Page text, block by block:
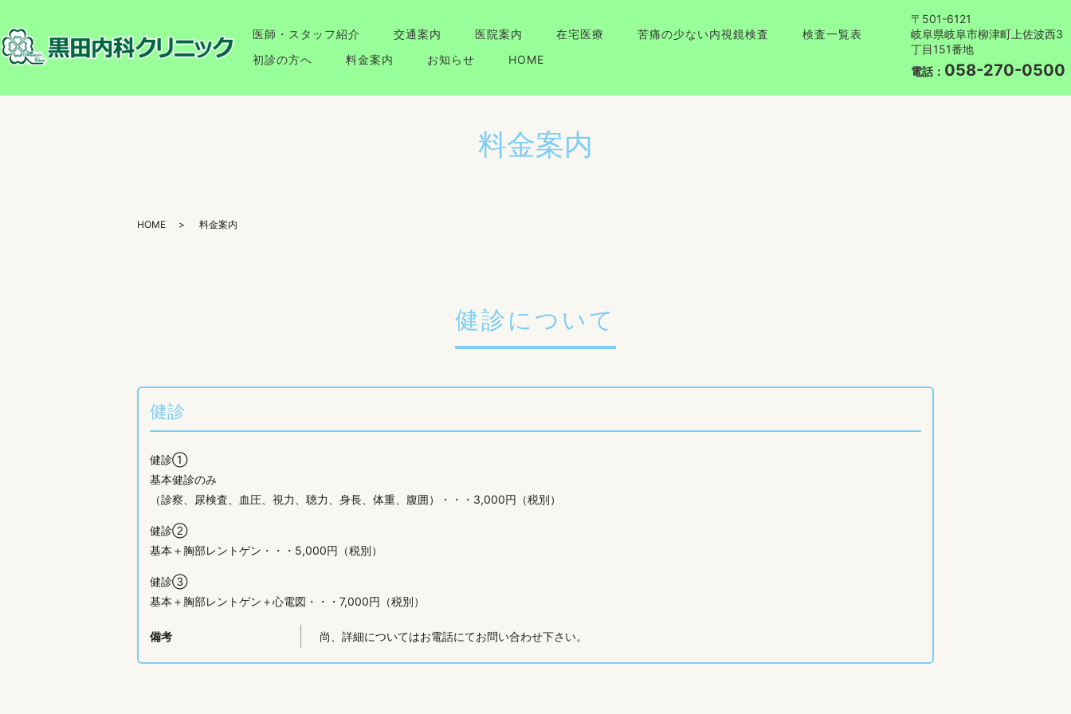
医師・スタッフ紹介 交通案内 医院案内 在宅医療 苦痛の少ない内視鏡検査
検査一覧表
初診の方へ
料金案内 お知らせ HOME
〒501-6121
岐阜県岐阜市柳津町上佐波西3
丁目151番地
電話： 058-270-0500
料金案内
HOME 料金案内
健診について
健診
健診①
基本健診のみ
（診察、尿検査、血圧、視力、聴力、身長、体重、腹囲）・・・3,000円（税別）
健診②
基本＋胸部レントゲン・・・5,000円（税別）
健診③
基本＋胸部レントゲン＋心電図・・・7,000円（税別）
備考 尚、詳細についてはお電話にてお問い合わせ下さい。